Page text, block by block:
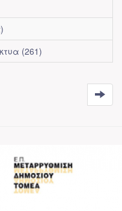
(261)